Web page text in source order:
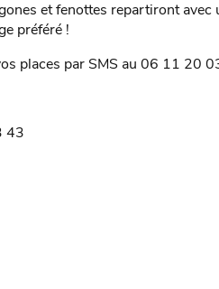
et fenottes repartiront
préféré !
places par SMS au 06 11 20
43